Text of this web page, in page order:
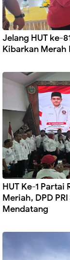
Jelang HUT ke-
Kibarkan Merah
HUT Ke-1 Partai
Meriah, DPD
Mendatang